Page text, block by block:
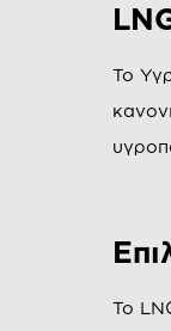
Το
To